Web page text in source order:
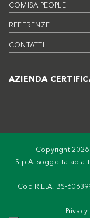
COMISA PEOPLE
REFERENZE
CONTATTI
AZIENDA
Copyright 2026
S.p.A. soggetta ad
Cod R.E.A. BS-